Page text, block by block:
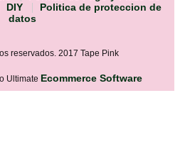
DIY
Politica de proteccion de
datos
reservados. 2017 Tape Pink
Ultimate Ecommerce Software